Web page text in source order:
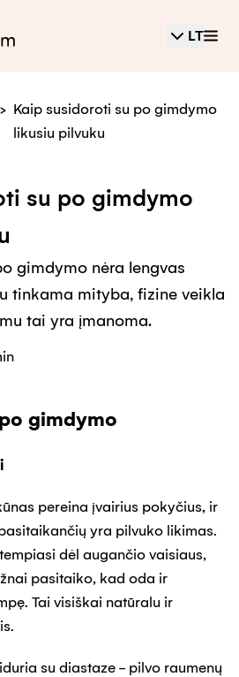
LT
> Kaip susidoroti su po gimdymo
likusiu pilvuku
su po gimdymo
gimdymo nėra lengvas
tinkama mityba, fizine veikla
tai yra įmanoma.
gimdymo
pereina įvairius pokyčius, ir
yra pilvuko likimas.
dėl augančio vaisiaus,
pasitaiko, kad oda ir
Tai visiškai natūralu ir
su diastaze - pilvo raumenų